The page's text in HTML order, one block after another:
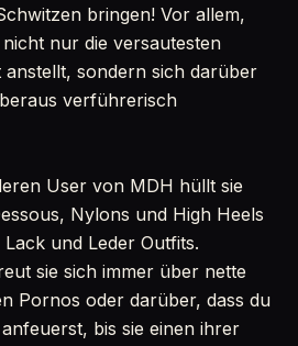
bringen! Vor allem,
nur die versautesten
anstellt, sondern sich darüber
verführerisch
User von MDH hüllt sie
Nylons und High Heels
und Leder Outfits.
sie sich immer über nette
Pornos oder darüber, dass du
bis sie einen ihrer